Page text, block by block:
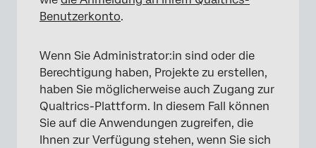
Benutzerkonto.
Wenn Sie Administrator:in sind oder die
Berechtigung haben, Projekte zu erstellen,
haben Sie möglicherweise auch Zugang zur
Qualtrics-Plattform. In diesem Fall können
Sie auf die Anwendungen zugreifen, die
Ihnen zur Verfügung stehen, wenn Sie sich